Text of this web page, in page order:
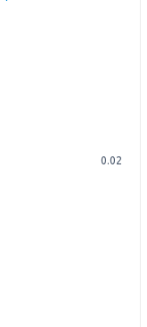
0.02